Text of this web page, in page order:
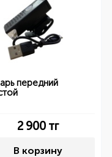
передний
2 900 тг
В корзину